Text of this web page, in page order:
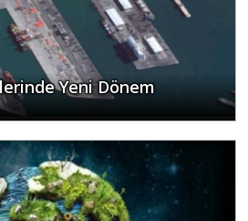
Yeni Dönem